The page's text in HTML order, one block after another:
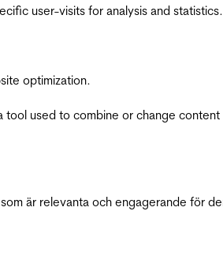
user-visits for analysis and statistics.
optimization.
used to combine or change
är relevanta och engagerande för